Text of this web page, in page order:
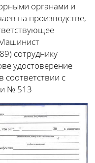
органами и
на производстве,
сотруднику
удостоверение
соответствии с
№ 513